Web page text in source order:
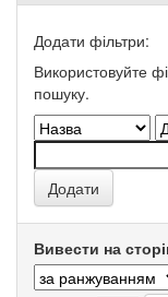
Додати фільтри:
Використовуйте
пошуку.
Вивести на